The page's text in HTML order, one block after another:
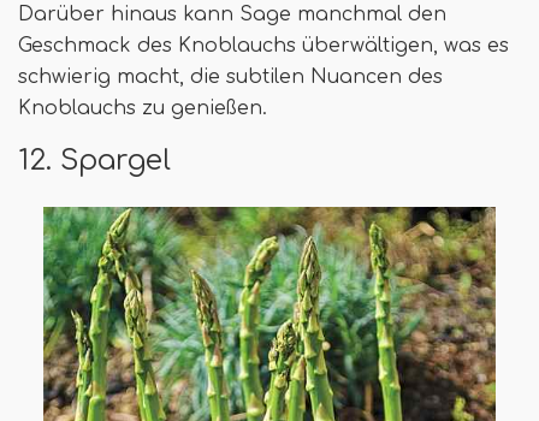
Darüber hinaus kann Sage manchmal den
Geschmack des Knoblauchs überwältigen, was es
schwierig macht, die subtilen Nuancen des
Knoblauchs zu genießen.
12. Spargel